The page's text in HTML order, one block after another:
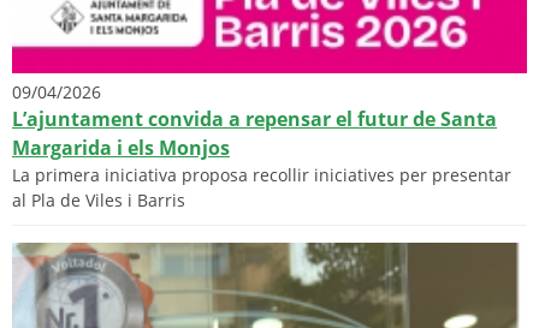
09/04/2026
L’ajuntament convida a repensar el futur de Santa
Margarida i els Monjos
La primera iniciativa proposa recollir iniciatives per presentar
al Pla de Viles i Barris